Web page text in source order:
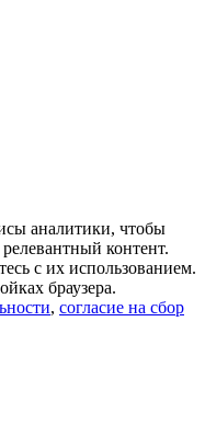
аналитики, чтобы
контент.
с их использованием.
браузера.
, согласие на сбор